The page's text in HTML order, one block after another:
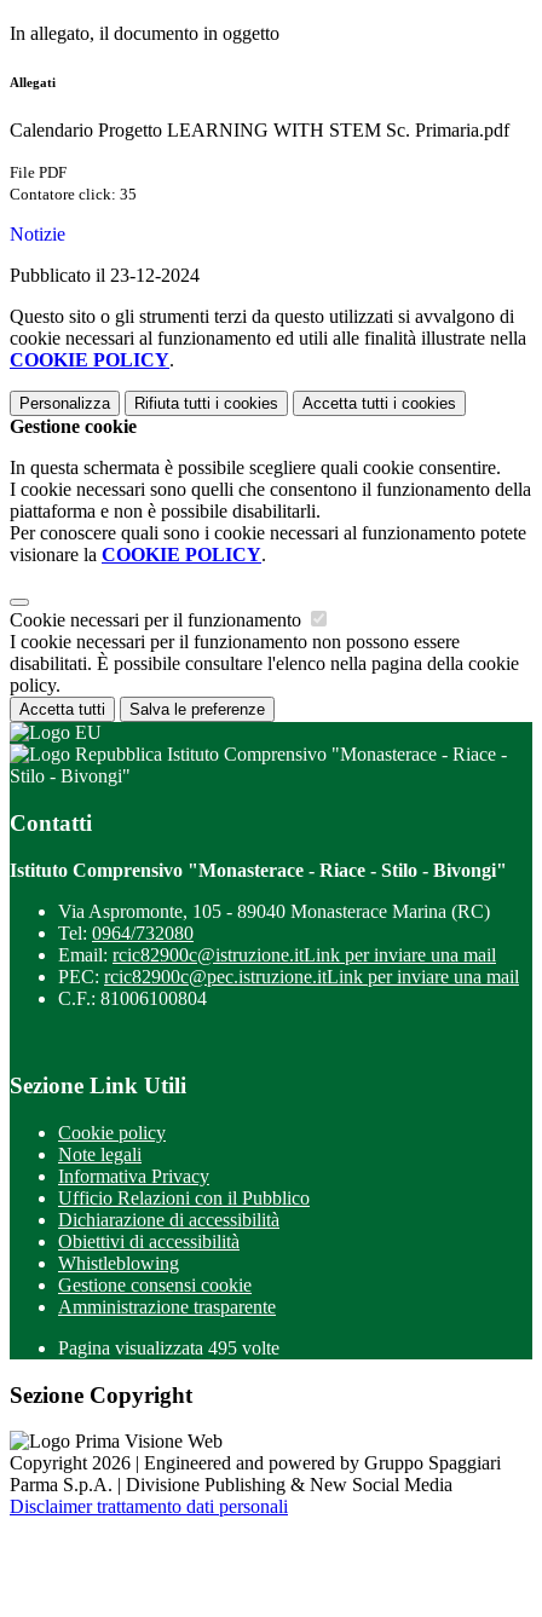
In allegato, il documento in oggetto
Allegati
Calendario Progetto LEARNING WITH STEM Sc. Primaria.pdf
File PDF
Contatore click: 35
Notizie
Pubblicato il 23-12-2024
Questo sito o gli strumenti terzi da questo utilizzati si avvalgono di
cookie necessari al funzionamento ed utili alle finalità illustrate nella
COOKIE POLICY.
Personalizza Rifiuta tutti i cookies Accetta tutti i cookies
Gestione cookie
In questa schermata è possibile scegliere quali cookie consentire.
I cookie necessari sono quelli che consentono il funzionamento della
piattaforma e non è possibile disabilitarli.
Per conoscere quali sono i cookie necessari al funzionamento potete
visionare la COOKIE POLICY.
Cookie necessari per il funzionamento
I cookie necessari per il funzionamento non possono essere
disabilitati. È possibile consultare l'elenco nella pagina della cookie
policy.
Accetta tutti Salva le preferenze
Istituto Comprensivo "Monasterace - Riace -
Stilo - Bivongi"
Contatti
Istituto Comprensivo "Monasterace - Riace - Stilo - Bivongi"
Via Aspromonte, 105 - 89040 Monasterace Marina (RC)
Tel: 0964/732080
Email: rcic82900c@istruzione.itLink per inviare una mail
PEC: rcic82900c@pec.istruzione.itLink per inviare una mail
C.F.: 81006100804
Sezione Link Utili
Cookie policy
Note legali
Informativa Privacy
Ufficio Relazioni con il Pubblico
Dichiarazione di accessibilità
Obiettivi di accessibilità
Whistleblowing
Gestione consensi cookie
Amministrazione trasparente
Pagina visualizzata 495 volte
Sezione Copyright
Copyright 2026 | Engineered and powered by Gruppo Spaggiari
Parma S.p.A. | Divisione Publishing & New Social Media
Disclaimer trattamento dati personali